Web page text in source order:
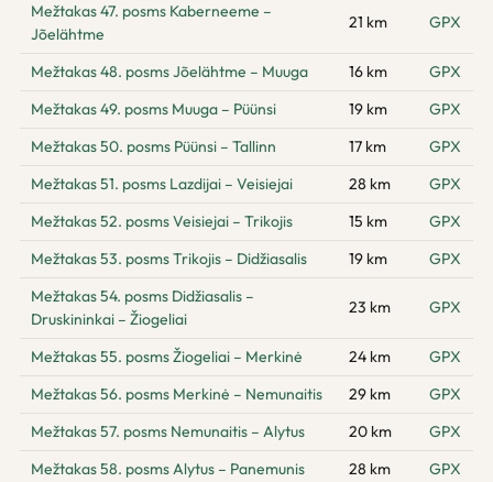
Mežtakas 47. posms Kaberneeme –
Jõelähtme
21 km GPX
Mežtakas 48. posms Jõelähtme – Muuga 16 km
GPX
Mežtakas 49. posms Muuga – Püünsi
19 km
GPX
Mežtakas 50. posms Püünsi – Tallinn
17 km
GPX
Mežtakas 51. posms Lazdijai – Veisiejai
28 km
GPX
Mežtakas 52. posms Veisiejai – Trikojis
15 km
GPX
Mežtakas 53. posms Trikojis – Didžiasalis
19 km
GPX
Mežtakas 54. posms Didžiasalis –
Druskininkai – Žiogeliai
23 km GPX
Mežtakas 55. posms Žiogeliai – Merkinė 24 km
GPX
Mežtakas 56. posms Merkinė – Nemunaitis
29 km
GPX
Mežtakas 57. posms Nemunaitis – Alytus
20 km
GPX
Mežtakas 58. posms Alytus – Panemunis
28 km
GPX